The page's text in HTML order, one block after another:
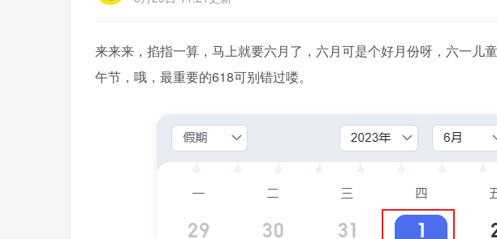
来来来，掐指一算，马上就要六月了，六月可是个好月份呀，六一儿
午节，哦，最重要的618可别错过喽。